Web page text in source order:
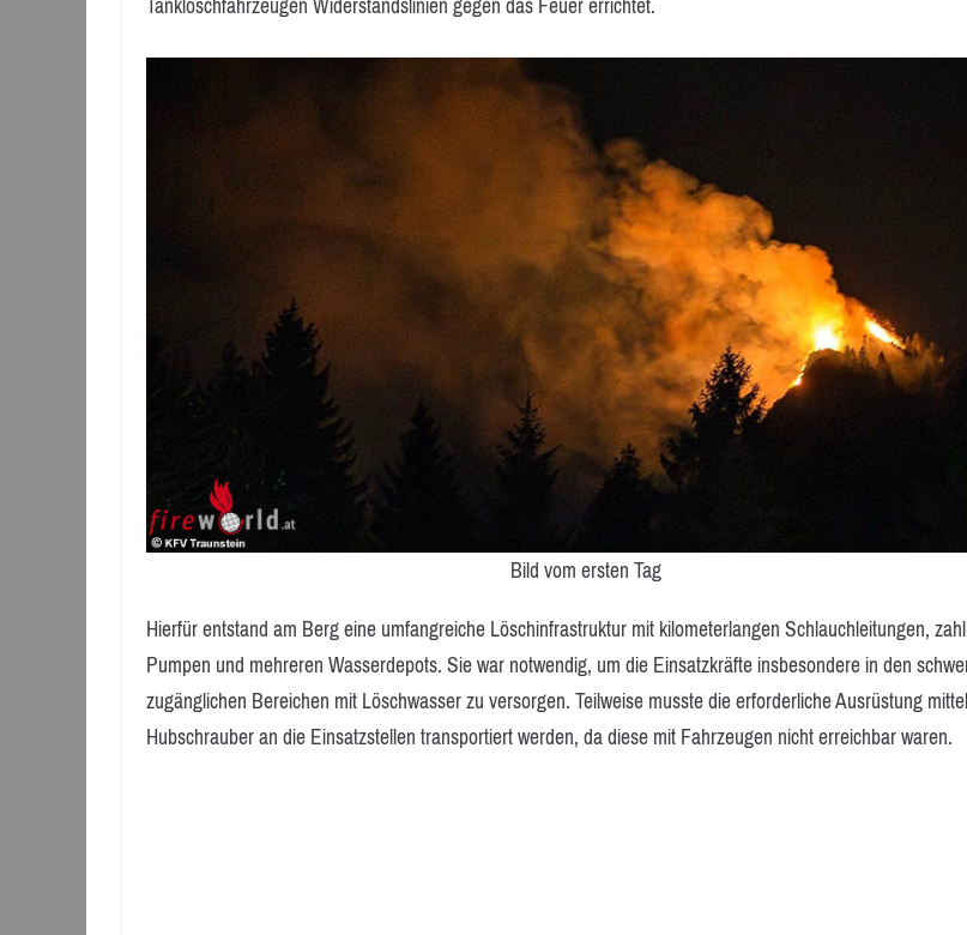
Bild vom ersten Tag
Hierfür entstand am Berg eine umfangreiche Löschinfrastruktur mit kilometerlangen Schlauchleitungen,
Pumpen und mehreren Wasserdepots. Sie war notwendig, um die Einsatzkräfte insbesondere in den
zugänglichen Bereichen mit Löschwasser zu versorgen. Teilweise musste die erforderliche Ausrüstung
Hubschrauber an die Einsatzstellen transportiert werden, da diese mit Fahrzeugen nicht erreichbar waren.